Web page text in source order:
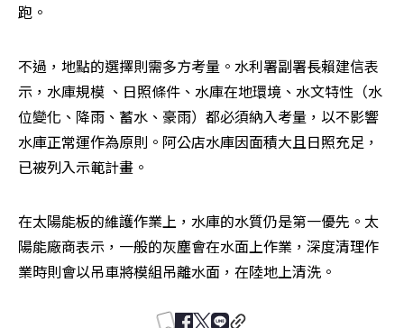
跑。
不過，地點的選擇則需多方考量。水利署副署長賴建信表
示，水庫規模 、日照條件、水庫在地環境、水文特性（水
位變化、降雨、蓄水、豪雨）都必須納入考量，以不影響
水庫正常運作為原則。阿公店水庫因面積大且日照充足，
已被列入示範計畫。
在太陽能板的維護作業上，水庫的水質仍是第一優先。太
陽能廠商表示，一般的灰塵會在水面上作業，深度清理作
業時則會以吊車將模組吊離水面，在陸地上清洗。